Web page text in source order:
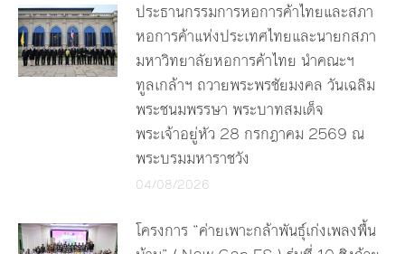
ประธานกรรมการหอการค้าไทยและสภา
หอการค้าแห่งประเทศไทยและนายกสภา
มหาวิทยาลัยหอการค้าไทย นำคณะฯ
ทูลเกล้าฯ ถวายพระพรชัยมงคล วันเฉลิม
พระชนมพรรษา พระบาทสมเด็จ
พระเจ้าอยู่หัว 28 กรกฎาคม 2569 ณ
พระบรมมหาราชวัง
04/08/2026
โครงการ “ค่ายเพาะกล้าพันธุ์เก่งเพลงพื้น